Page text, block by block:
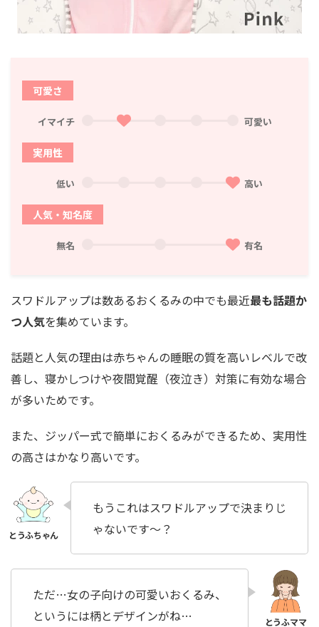
可愛さ
イマイチ 可愛い
実用性
低い 高い
人気・知名度
無名 有名
スワドルアップは数あるおくるみの中でも最近最も話題か
つ人気を集めています。
話題と人気の理由は赤ちゃんの睡眠の質を高いレベルで改
善し、寝かしつけや夜間覚醒（夜泣き）対策に有効な場合
が多いためです。
また、ジッパー式で簡単におくるみができるため、実用性
の高さはかなり高いです。
もうこれはスワドルアップで決まりじ
ゃないです〜？
ただ…女の子向けの可愛いおくるみ、
というには柄とデザインがね…